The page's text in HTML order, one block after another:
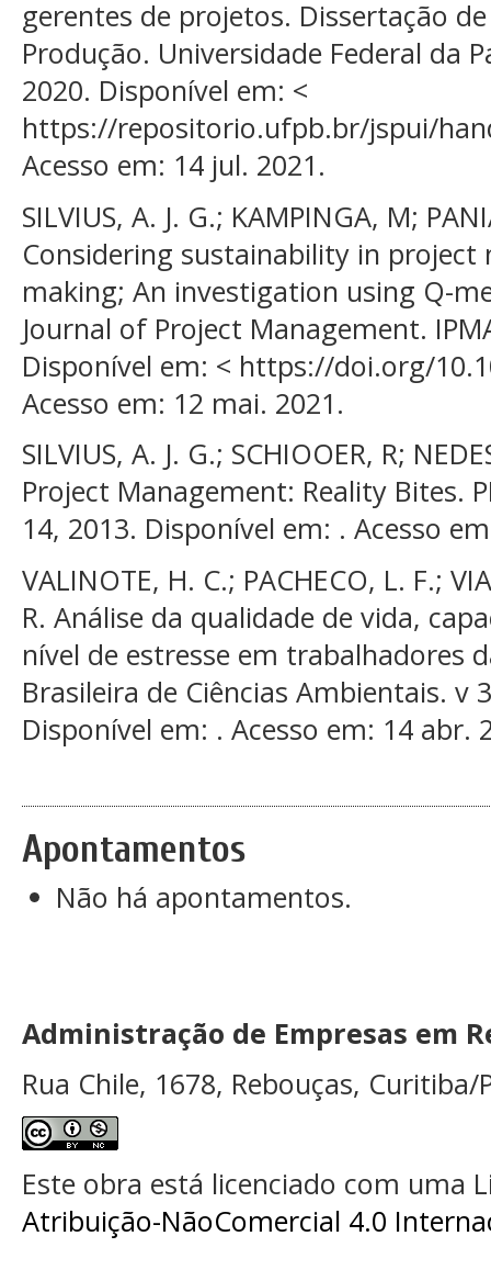
gerentes de projetos. Dissertação
Produção. Universidade Federal da
2020. Disponível em: <
https://repositorio.ufpb.br/jspui/
Acesso em: 14 jul. 2021.
SILVIUS, A. J. G.; KAMPINGA, M;
Considering sustainability in project
making; An investigation using Q-
Journal of Project Management.
Disponível em: < https://doi.org/
Acesso em: 12 mai. 2021.
SILVIUS, A. J. G.; SCHIOOER, R;
Project Management: Reality Bites.
14, 2013. Disponível em: . Acesso
VALINOTE, H. C.; PACHECO, L. F.;
R. Análise da qualidade de vida,
nível de estresse em trabalhadores
Brasileira de Ciências Ambientais. v
Disponível em: . Acesso em: 14 abr.
Apontamentos
Não há apontamentos.
Administração de Empresas em
Rua Chile, 1678, Rebouças, Curitiba/
Este obra está licenciado com uma
Atribuição-NãoComercial 4.0